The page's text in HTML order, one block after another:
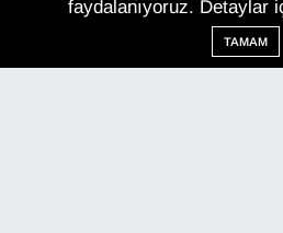
Puan Durumu ve Fikstür
faydalanıyoruz. Detaylar
TAMAM